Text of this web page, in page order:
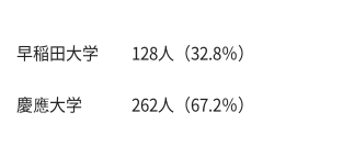
早稲田大学 128人（32.8％）
慶應大学 262人（67.2％）